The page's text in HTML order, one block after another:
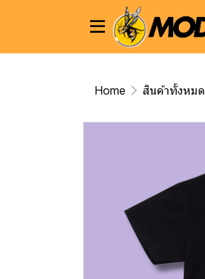
Home สินค้าทั้งหมด